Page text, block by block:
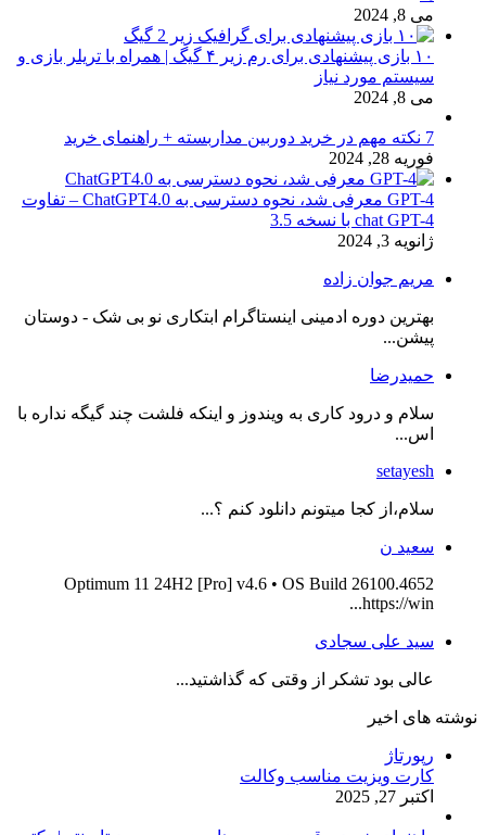
می 8, 2024
۱۰ بازی پیشنهادی برای رم زیر ۴ گیگ | همراه با تریلر بازی و
سیستم مورد نیاز
می 8, 2024
7 نکته مهم در خرید دوربین مداربسته + راهنمای خرید
فوریه 28, 2024
GPT-4 معرفی شد، نحوه دسترسی به ChatGPT4.0 – تفاوت
chat GPT-4 با نسخه 3.5
ژانویه 3, 2024
مریم جوان زاده
بهترین دوره ادمینی اینستاگرام ابتکاری نو بی شک - دوستان
پیشن...
حمیدرضا
سلام و درود کاری به ویندوز و اینکه فلشت چند گیگه نداره با
اس...
setayesh
سلام،از کجا میتونم دانلود کنم ؟...
سعید ن
Optimum 11 24H2 [Pro] v4.6 • OS Build 26100.4652
https://win...
سید علی سجادی
عالی بود تشکر از وقتی که گذاشتید...
نوشته های اخیر
رپورتاژ
کارت ویزیت مناسب وکالت
اکتبر 27, 2025